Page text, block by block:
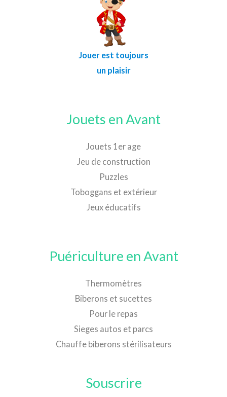
Jouer est toujours
un plaisir
Jouets en Avant
Jouets 1er age
Jeu de construction
Puzzles
Toboggans et extérieur
Jeux éducatifs
Puériculture en Avant
Thermomètres
Biberons et sucettes
Pour le repas
Sieges autos et parcs
Chauffe biberons stérilisateurs
Souscrire